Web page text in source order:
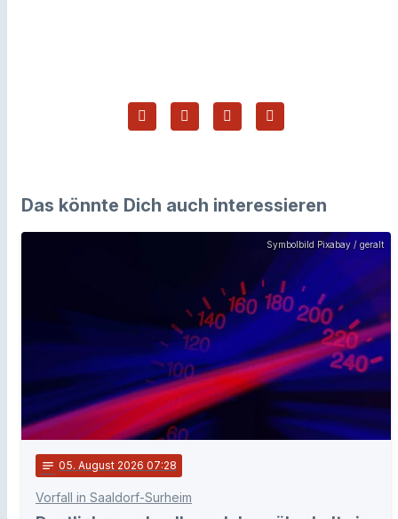
Das könnte Dich auch interessieren
Symbolbild Pixabay / geralt
notes 05. August 2026 07:28
Vorfall in Saaldorf-Surheim